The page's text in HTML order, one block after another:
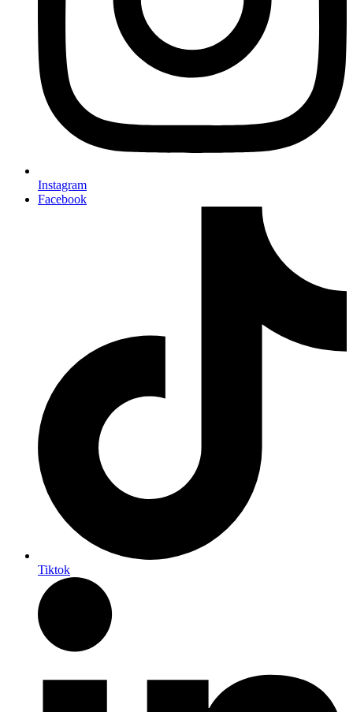
Instagram
Facebook
Tiktok